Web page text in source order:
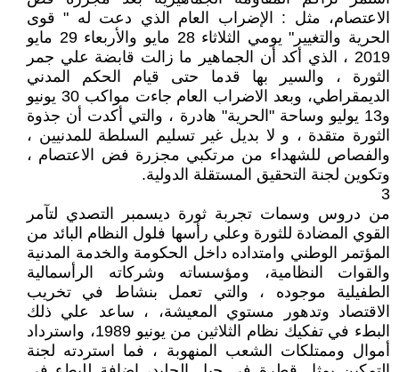
الاعتصام، مثل : الإضراب العام الذي دعت له " قوى
الحرية والتغيير" يومي الثلاثاء 28 مايو والأربعاء 29 مايو
2019 ، الذي أكد أن الجماهير ما زالت قابضة علي جمر
الثورة ، والسير بها قدما حتى قيام الحكم المدني
الديمقراطي، وبعد الاضراب العام جاءت مواكب 30 يونيو
و13 يوليو وساحة "الحرية" هادرة ، والتي أكدت أن جذوة
الثورة متقدة ، و لا بديل غير تسليم السلطة للمدنيين ،
والفصاص للشهداء من مرتكبي مجزرة فض الاعتصام ،
وتكوين لجنة التحقيق المستقلة الدولية.
3
من دروس وسمات تجربة ثورة ديسمبر التصدي لتآمر
القوي المضادة للثورة وعلي رأسها فلول النظام البائد من
المؤتمر الوطني وامتداده داخل الحكومة والخدمة المدنية
والقوات النظامية، ومؤسساته وشركاته الرأسمالية
الطفيلية موجوده ، والتي تعمل بنشاط في تخريب
الاقتصاد وتدهور مستوي المعيشة، ، ساعد علي ذلك
البطء في تفكيك نظام الثلاثين من يونيو 1989، واسترداد
أموال وممتلكات الشعب المنهوبة ، فما استردته لجنة